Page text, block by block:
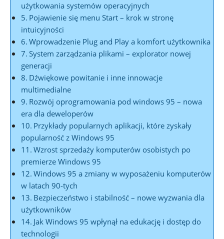
użytkowania systemów operacyjnych
Pojawienie się menu Start – krok w stronę
intuicyjności
Wprowadzenie Plug and Play a komfort użytkownika
System zarządzania plikami – explorator nowej
generacji
Dźwiękowe powitanie i inne innowacje
multimedialne
Rozwój oprogramowania pod windows 95 – nowa
era dla deweloperów
Przykłady popularnych aplikacji, które zyskały
popularność z Windows 95
Wzrost sprzedaży komputerów osobistych po
premierze Windows 95
Windows 95 a zmiany w wyposażeniu komputerów
w latach 90-tych
Bezpieczeństwo i stabilność – nowe wyzwania dla
użytkowników
Jak Windows 95 wpłynął na edukację i dostęp do
technologii